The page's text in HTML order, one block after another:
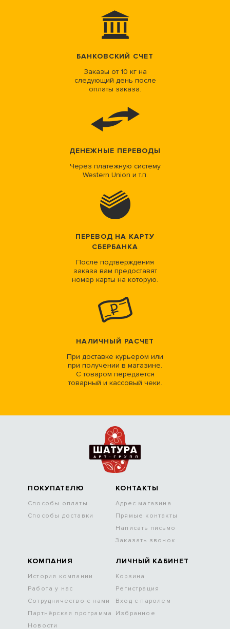
БАНКОВСКИЙ СЧЕТ
Заказы от 10 кг на
следующий день после
оплаты заказа.
ДЕНЕЖНЫЕ ПЕРЕВОДЫ
Через платежную систему
Western Union и т.п.
ПЕРЕВОД НА КАРТУ
СБЕРБАНКА
После подтверждения
заказа вам предоставят
номер карты на которую.
НАЛИЧНЫЙ РАСЧЕТ
При доставке курьером или
при получении в магазине.
С товаром передается
товарный и кассовый чеки.
ПОКУПАТЕЛЮ
Способы оплаты
Способы доставки
КОНТАКТЫ
Адрес магазина
Прямые контакты
Написать письмо
Заказать звонок
КОМПАНИЯ
История компании
Работа у нас
Сотрудничество с нами
Партнёрская программа
Новости
ЛИЧНЫЙ КАБИНЕТ
Корзина
Регистрация
Вход с паролем
Избранное